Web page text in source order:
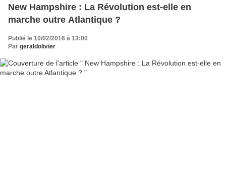
New Hampshire : La Révolution est-elle en
marche outre Atlantique ?
Publié le 10/02/2016 à 13:00
Par geraldolivier